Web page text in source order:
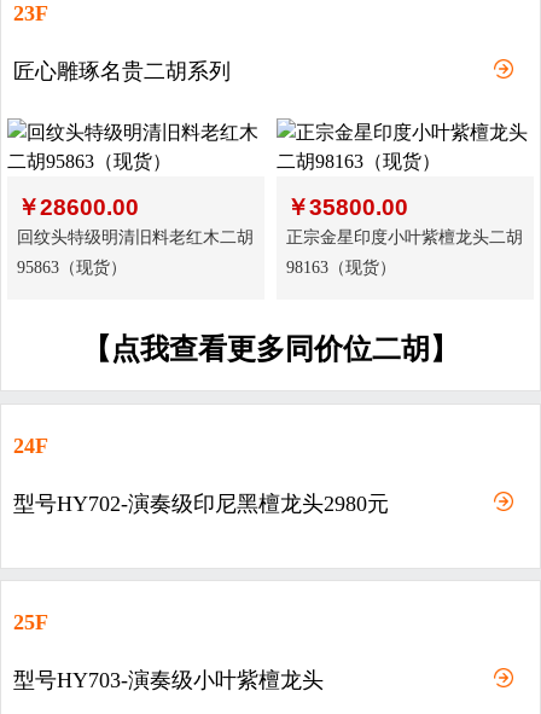
23F
匠心雕琢名贵二胡系列
￥28600.00
回纹头特级明清旧料老红木二胡
95863（现货）
￥35800.00
正宗金星印度小叶紫檀龙头二胡
98163（现货）
【点我查看更多同价位二胡】
24F
型号HY702-演奏级印尼黑檀龙头2980元
25F
型号HY703-演奏级小叶紫檀龙头